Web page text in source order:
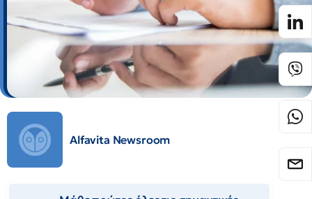
Alfavita Newsroom